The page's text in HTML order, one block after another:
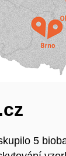
5